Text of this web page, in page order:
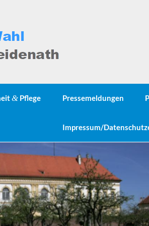
& Pflege Pressemeldungen
Impressum/